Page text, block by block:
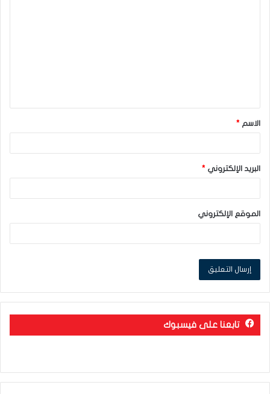
ق
*الاسم *
البريد الإلكتروني *
الموقع الإلكتروني
تابعنا على فيسبوك